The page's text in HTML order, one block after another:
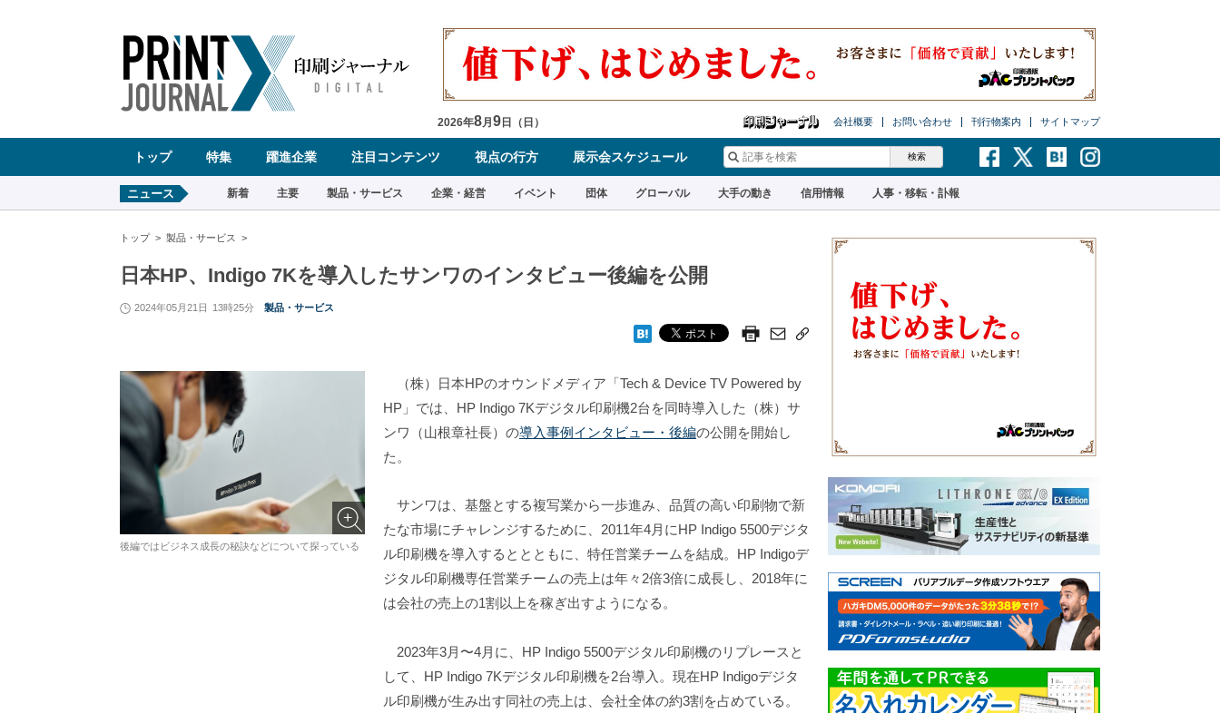
ア
ゲ
ン
2026年8月 9 日（ 日 ） 会社概要 お問い合わせ 刊行物案内 サイトマップ
トップ 特集 躍進企業 注目コンテンツ 視点の行方 展示会スケジュール
ニュース 新着 主要 製品・サービス 企業・経営 イベント 団体 グローバル 大手の動き 信用情報 人事・移転・訃報
トップ 製品・サービス
日本HP、Indigo 7Kを導入したサンワのインタビュー後編を公開
2024年05月21日 13時25分 製品・サービス
後編ではビジネス成長の秘訣などについて探っている
（株）日本HPのオウンドメディア「Tech & Device TV Powered by
HP」では、HP Indigo 7Kデジタル印刷機2台を同時導入した（株）サ
ンワ（山根章社長）の導入事例インタビュー・後編の公開を開始し
た。
サンワは、基盤とする複写業から一歩進み、品質の高い印刷物で新
たな市場にチャレンジするために、2011年4月にHP Indigo 5500デジタ
ル印刷機を導入するととともに、特任営業チームを結成。HP Indigoデ
ジタル印刷機専任営業チームの売上は年々2倍3倍に成長し、2018年に
は会社の売上の1割以上を稼ぎ出すようになる。
2023年3月〜4月に、HP Indigo 5500デジタル印刷機のリプレースと
して、HP Indigo 7Kデジタル印刷機を2台導入。現在HP Indigoデジタ
ル印刷機が生み出す同社の売上は、会社全体の約3割を占めている。